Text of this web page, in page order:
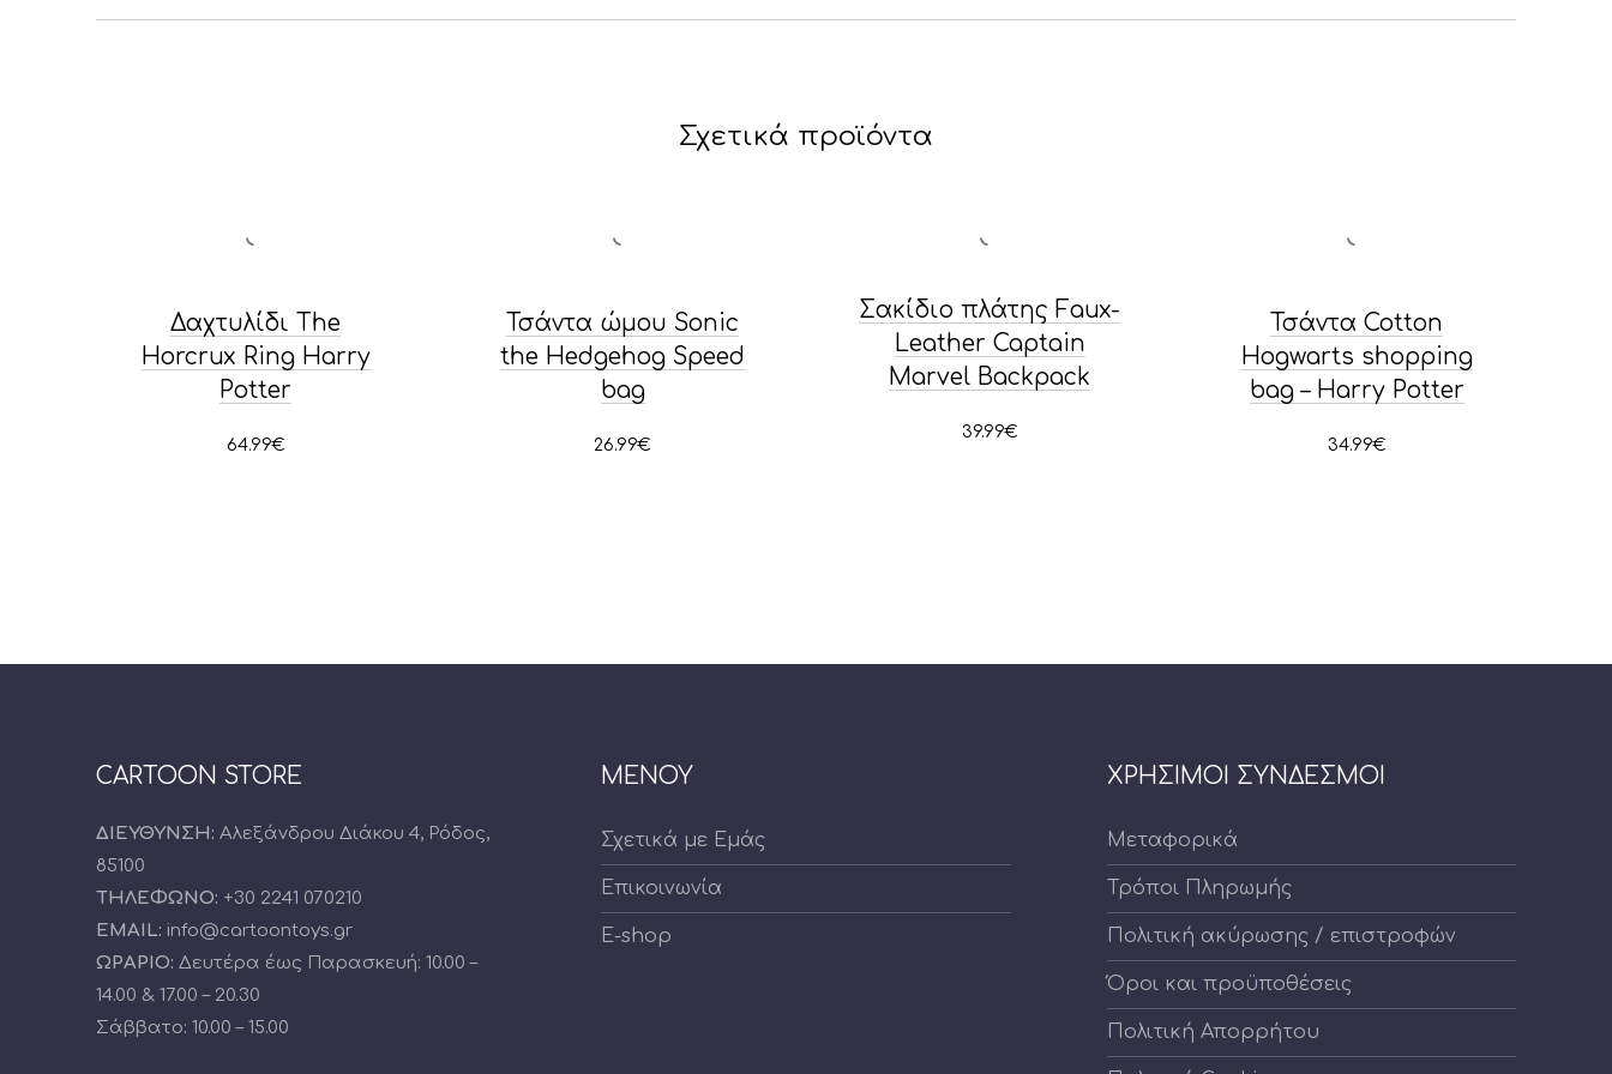
Σχετικά προϊόντα
Δαχτυλίδι The
Horcrux Ring Harry
Potter
64.99€
Τσάντα ώμου Sonic
the Hedgehog Speed
bag
26.99€
Σακίδιο πλάτης Faux-
Leather Captain
Marvel Backpack
39.99€
Τσάντα Cotton
Hogwarts shopping
bag – Harry Potter
34.99€
CARTOON STORE
ΔΙΕΥΘΥΝΣΗ: Αλεξάνδρου Διάκου 4, Ρόδος,
85100
ΤΗΛΕΦΩΝΟ: +30 2241 070210
EMAIL: info@cartoontoys.gr
ΩΡΑΡΙΟ: Δευτέρα έως Παρασκευή: 10.00 –
14.00 & 17.00 – 20.30
Σάββατο: 10.00 – 15.00
ΜΕΝΟΥ
Σχετικά με Εμάς
Επικοινωνία
E-shop
ΧΡΗΣΙΜΟΙ ΣΥΝΔΕΣΜΟΙ
Μεταφορικά
Τρόποι Πληρωμής
Πολιτική ακύρωσης / επιστροφών
Όροι και προϋποθέσεις
Πολιτική Απορρήτου